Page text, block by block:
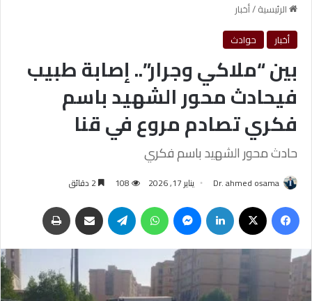
الرئيسية/أخبار
أخبار
حوادث
بين “ملاكي وجرار”.. إصابة طبيب
فيحادث محور الشهيد باسم
فكري تصادم مروع في قنا
حادث محور الشهيد باسم فكري
Dr. ahmed osama يناير 17, 2026 108